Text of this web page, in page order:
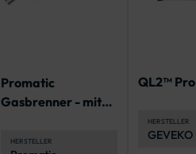
Promatic
Gasbrenner - mit
HERSTELLER
QL2™
HERSTELLER
GEVEKO